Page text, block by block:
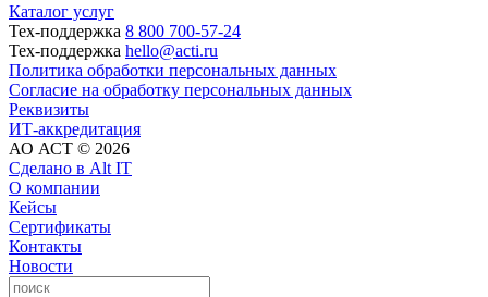
Каталог услуг
Тех-поддержка 8 800 700-57-24
Тех-поддержка hello@acti.ru
Политика обработки персональных данных
Согласие на обработку персональных данных
Реквизиты
ИТ-аккредитация
АО АСТ © 2026
Сделано в Alt IT
О компании
Кейсы
Сертификаты
Контакты
Новости